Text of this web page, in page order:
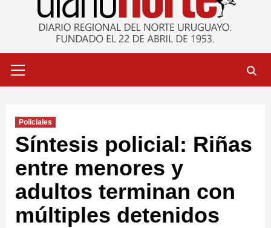
primario
Policiales
Síntesis policial: Riñas
entre menores y
adultos terminan con
múltiples detenidos